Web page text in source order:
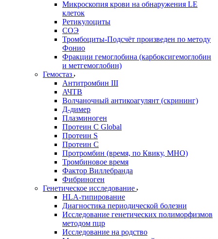
Микроскопия крови на обнаружения LE
клеток
Ретикулоциты
СОЭ
Тромбоциты-Подсчёт произведен по методу
Фонио
Фракции гемоглобина (карбоксигемоглобин
и метгемоглобин)
Гемостаз
Антитромбин III
АЧТВ
Волчаночный антикоагулянт (скрининг)
Д-димер
Плазминоген
Протеин C Global
Протеин S
Протеин С
Протромбин (время, по Квику, МНО)
Тромбиновое время
Фактор Виллебранда
Фибриноген
Генетическое исследование
HLA-типирование
Диагностика периодической болезни
Исследование генетических полиморфизмов
методом пцр
Исследование на родство